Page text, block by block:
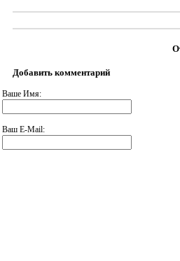
Добавить комментарий
Ваше Имя:
Ваш E-Mail: